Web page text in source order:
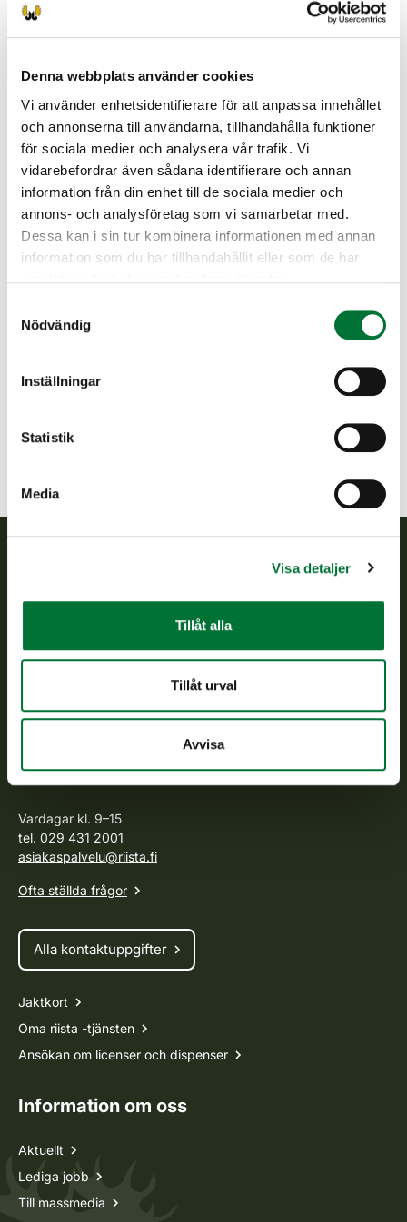
Denna webbplats använder cookies
Vi använder enhetsidentifierare för att anpassa innehållet
och annonserna till användarna, tillhandahålla funktioner
för sociala medier och analysera vår trafik. Vi
vidarebefordrar även sådana identifierare och annan
information från din enhet till de sociala medier och
annons- och analysföretag som vi samarbetar med.
Dessa kan i sin tur kombinera informationen med annan
information som du har tillhandahållit eller som de har
Nödvändig
Inställningar
Statistik
Media
Visa detaljer
Tillåt alla
Tillåt urval
Avvisa
sähköisesti päätelaitteellasi, huolehdithan siitä,
että laitteen akku on täyteen varattuna ja
riista -tunnuksen käyttäjillä verkkomaksu
(ensisijainen) sekä tilaisuudessa käteinen raha
tai maksukortti.
Hyödyllistä tietoa metsästäjätutkinnosta löydät
osoitteesta Riistakeskus » Metsästäjätutkinto.
Sotkamo jaktvårdsförening
sotkamo@rhy.riista.fi
ilmetessä voit ottaa yhteyttä
Finlands viltcentral främjar en hållbar vilthushållning, stöder
verkställs och svarar för de offentliga förvaltningsuppgifter
Om oss
Kundtjänst
Vardagar kl. 9–15
tel. 029 431 2001
asiakaspalvelu@riista.fi
Ofta ställda frågor
Alla kontaktuppgifter
Jaktkort
Oma riista -tjänsten
Ansökan om licenser och dispenser
Information om oss
Aktuellt
Lediga jobb
Till massmedia